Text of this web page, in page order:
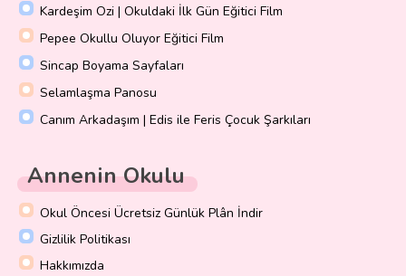
Kardeşim Ozi | Okuldaki İlk Gün Eğitici Film
Pepee Okullu Oluyor Eğitici Film
Sincap Boyama Sayfaları
Selamlaşma Panosu
Canım Arkadaşım | Edis ile Feris Çocuk Şarkıları
Annenin Okulu
Okul Öncesi Ücretsiz Günlük Plân İndir
Gizlilik Politikası
Hakkımızda